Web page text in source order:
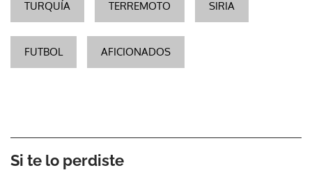
TURQUÍA TERREMOTO SIRIA
FUTBOL AFICIONADOS
Si te lo perdiste